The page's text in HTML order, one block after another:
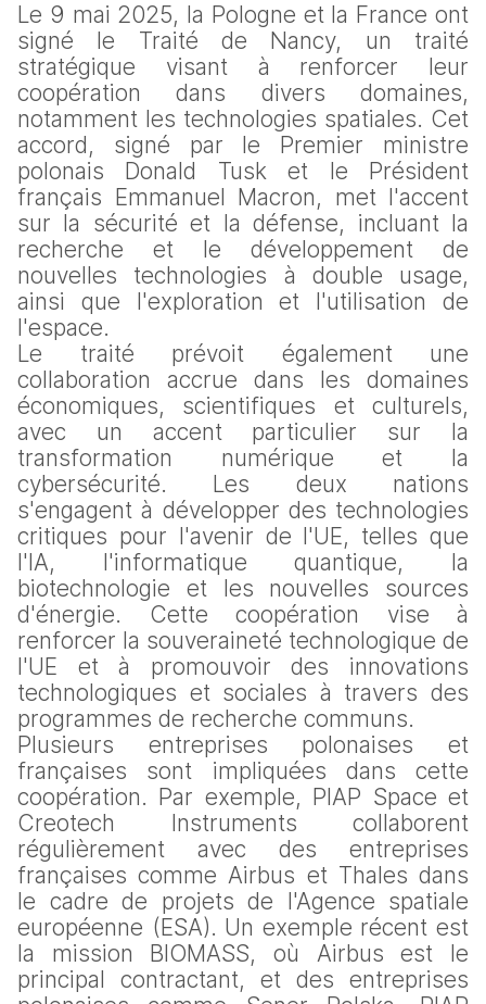
Le 9 mai 2025, la Pologne et la France ont
signé le Traité de Nancy, un traité
stratégique visant à renforcer leur
coopération dans divers domaines,
notamment les technologies spatiales. Cet
accord, signé par le Premier ministre
polonais Donald Tusk et le Président
français Emmanuel Macron, met l'accent
sur la sécurité et la défense, incluant la
recherche et le développement de
nouvelles technologies à double usage,
ainsi que l'exploration et l'utilisation de
l'espace.
Le traité prévoit également une
collaboration accrue dans les domaines
économiques, scientifiques et culturels,
avec un accent particulier sur la
transformation numérique et la
cybersécurité. Les deux nations
s'engagent à développer des technologies
critiques pour l'avenir de l'UE, telles que
l'IA, l'informatique quantique, la
biotechnologie et les nouvelles sources
d'énergie. Cette coopération vise à
renforcer la souveraineté technologique de
l'UE et à promouvoir des innovations
technologiques et sociales à travers des
programmes de recherche communs.
Plusieurs entreprises polonaises et
françaises sont impliquées dans cette
coopération. Par exemple, PIAP Space et
Creotech Instruments collaborent
régulièrement avec des entreprises
françaises comme Airbus et Thales dans
le cadre de projets de l'Agence spatiale
européenne (ESA). Un exemple récent est
la mission BIOMASS, où Airbus est le
principal contractant, et des entreprises